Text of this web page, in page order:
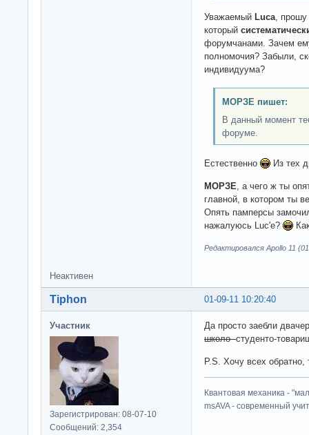
Уважаемый Luca, прошу
который
форумчанами. Зачем
полномочия? Забыли,
индивидуума?
МОРЗЕ пишет:
В данный момент
форуме.
Естественно Из тех
МОРЗЕ , а чего ж ты
главной, в котором ты
Опять памперсы
нажалуюсь Luc'е?
Редактировался Apollo 11
Неактивен
01-09-11 10:20:40
Tiphon
Участник
Зарегистрирован: 08-07-10
Сообщений: 2,354
Да просто заебли
школостуденто-
P.S. Хочу всех
Квантовая механика -
msAVA - современный